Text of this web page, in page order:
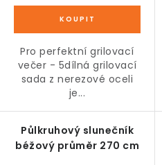
Pro perfektní grilovací
večer - 5dílná grilovací
sada z nerezové oceli
je...
Půlkruhový slunečník
béžový průměr 270 cm